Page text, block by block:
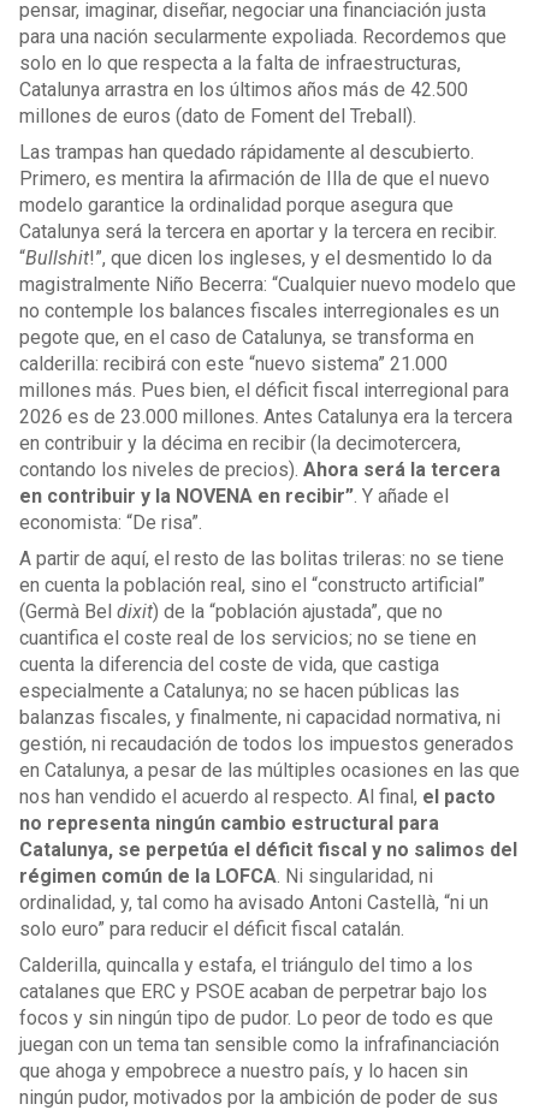
pensar, imaginar, diseñar, negociar una financiación justa
para una nación secularmente expoliada. Recordemos que
solo en lo que respecta a la falta de infraestructuras,
Catalunya arrastra en los últimos años más de 42.500
millones de euros (dato de Foment del Treball).
Las trampas han quedado rápidamente al descubierto.
Primero, es mentira la afirmación de Illa de que el nuevo
modelo garantice la ordinalidad porque asegura que
Catalunya será la tercera en aportar y la tercera en recibir.
“Bullshit!”, que dicen los ingleses, y el desmentido lo da
magistralmente Niño Becerra: “Cualquier nuevo modelo que
no contemple los balances fiscales interregionales es un
pegote que, en el caso de Catalunya, se transforma en
calderilla: recibirá con este “nuevo sistema” 21.000
millones más. Pues bien, el déficit fiscal interregional para
2026 es de 23.000 millones. Antes Catalunya era la tercera
en contribuir y la décima en recibir (la decimotercera,
contando los niveles de precios). Ahora será la tercera
en contribuir y la NOVENA en recibir”. Y añade el
economista: “De risa”.
A partir de aquí, el resto de las bolitas trileras: no se tiene
en cuenta la población real, sino el “constructo artificial”
(Germà Bel dixit) de la “población ajustada”, que no
cuantifica el coste real de los servicios; no se tiene en
cuenta la diferencia del coste de vida, que castiga
especialmente a Catalunya; no se hacen públicas las
balanzas fiscales, y finalmente, ni capacidad normativa, ni
gestión, ni recaudación de todos los impuestos generados
en Catalunya, a pesar de las múltiples ocasiones en las que
nos han vendido el acuerdo al respecto. Al final, el pacto
no representa ningún cambio estructural para
Catalunya, se perpetúa el déficit fiscal y no salimos del
régimen común de la LOFCA. Ni singularidad, ni
ordinalidad, y, tal como ha avisado Antoni Castellà, “ni un
solo euro” para reducir el déficit fiscal catalán.
Calderilla, quincalla y estafa, el triángulo del timo a los
catalanes que ERC y PSOE acaban de perpetrar bajo los
focos y sin ningún tipo de pudor. Lo peor de todo es que
juegan con un tema tan sensible como la infrafinanciación
que ahoga y empobrece a nuestro país, y lo hacen sin
ningún pudor, motivados por la ambición de poder de sus